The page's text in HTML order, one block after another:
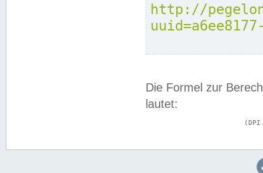
http://
Die Formel zur
lautet: